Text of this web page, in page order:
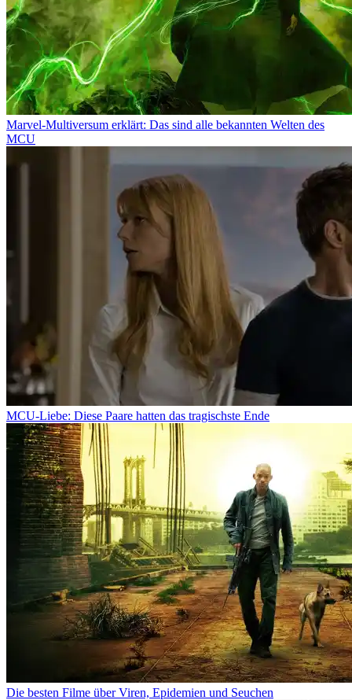
Marvel-Multiversum erklärt: Das sind alle bekannten Welten des
MCU
MCU-Liebe: Diese Paare hatten das tragischste Ende
Die besten Filme über Viren, Epidemien und Seuchen